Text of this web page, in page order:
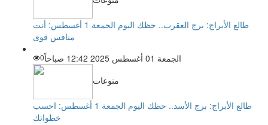
طالع الأبراج: برج العقرب.. حظك اليوم الجمعة 1 أغسطس: أنت
منافس قوى
الجمعة 01 أغسطس 2025 12:42 صباحاً
0
منوعات
طالع الأبراج: برج الأسد.. حظك اليوم الجمعة 1 أغسطس: احسب
خطواتك